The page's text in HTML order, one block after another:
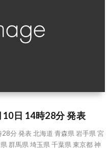
日 14時28分 発表
分 発表 北海道 青森県 岩手県 宮
群馬県 埼玉県 千葉県 東京都 神